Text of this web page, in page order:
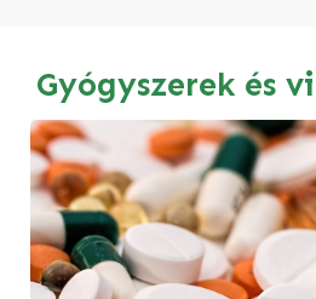
Gyógyszerek és